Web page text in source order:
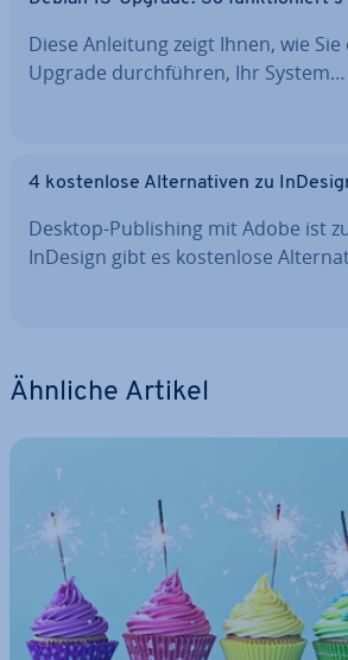
Diese Anleitung zeigt Ihnen, wie
Upgrade durch­füh­ren, Ihr System…
4 kos­ten­lo­se Al­ter­na­ti­ven zu
Desktop-Pu­bli­shing mit Adobe ist
InDesign gibt es kos­ten­lo­se
Ähnliche Artikel